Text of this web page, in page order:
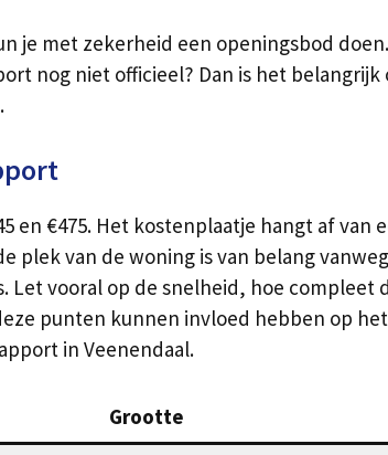
je met zekerheid een openingsbod
nog niet officieel? Dan is het
en €475. Het kostenplaatje hangt af van
van de woning is van belang
vooral op de snelheid, hoe
punten kunnen invloed hebben op
in Veenendaal.
Grootte